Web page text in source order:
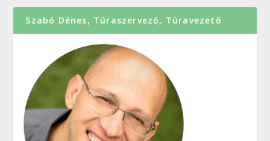
Szabó Dénes, Túraszervező, Túravezető